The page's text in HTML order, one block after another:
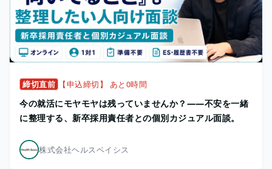
締切直前 【申込締切】 あと0時間
今の就活にモヤモヤは残っていませんか？——不安を一緒
に整理する、新卒採用責任者との個別カジュアル面談。
株式会社ヘルスベイシス